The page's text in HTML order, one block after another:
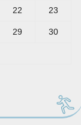
22 23
29 30